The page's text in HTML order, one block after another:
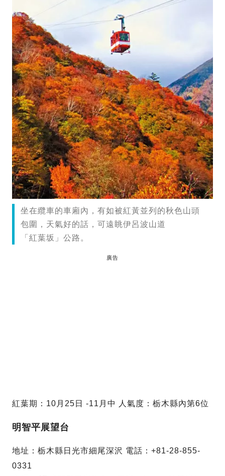
坐在纜車的車廂內，有如被紅黃並列的秋色山頭
包圍，天氣好的話，可遠眺伊呂波山道
「紅葉坂」公路。
廣告
紅葉期：10月25日 -11月中 人氣度：栃木縣內第6位
明智平展望台
地址：栃木縣日光市細尾深沢 電話：+81-28-855-
0331